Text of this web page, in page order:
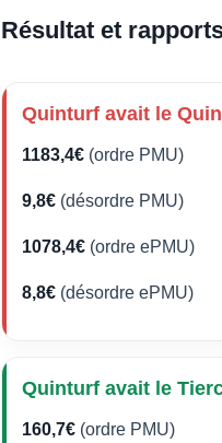
Résultat et
Quinturf avait le
1183,4€ (ordre PMU)
9,8€ (désordre PMU)
1078,4€ (ordre ePMU)
8,8€ (désordre ePMU)
Quinturf avait le
160,7€ (ordre PMU)